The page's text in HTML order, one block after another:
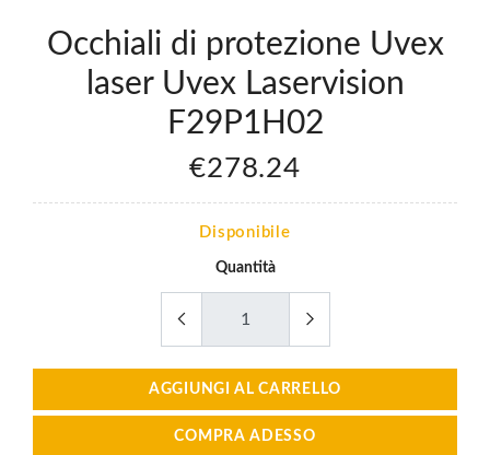
Occhiali di protezione Uvex
laser Uvex Laservision
F29P1H02
€278.24
Disponibile
Quantità
AGGIUNGI AL CARRELLO
COMPRA ADESSO